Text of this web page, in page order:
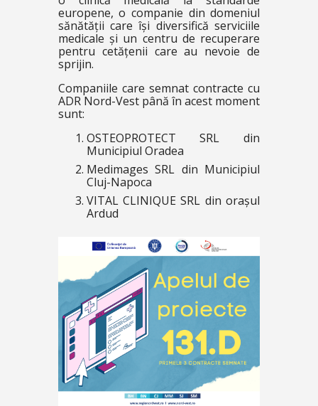
europene, o companie din domeniul
sănătății care își diversifică serviciile
medicale și un centru de recuperare
pentru cetățenii care au nevoie de
sprijin.
Companiile care semnat contracte cu
ADR Nord-Vest până în acest moment
sunt:
OSTEOPROTECT SRL din
Municipiul Oradea
Medimages SRL din Municipiul
Cluj-Napoca
VITAL CLINIQUE SRL din orașul
Ardud